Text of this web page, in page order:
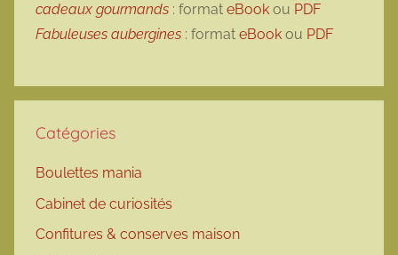
cadeaux gourmands : format eBook ou PDF
Fabuleuses aubergines : format eBook ou PDF
Catégories
Boulettes mania
Cabinet de curiosités
Confitures & conserves maison